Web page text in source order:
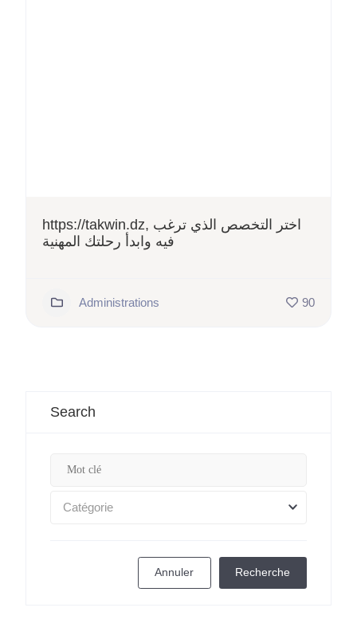
https://takwin.dz, اختر التخصص الذي ترغب
فيه وابدأ رحلتك المهنية
Administrations 90
Search
Catégorie
Annuler Recherche